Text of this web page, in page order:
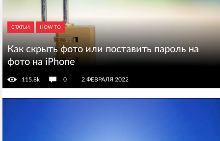
СТАТЬИ HOW TO
Как скрыть фото или поставить пароль на
фото на iPhone
115.8k 0 2 ФЕВРАЛЯ 2022